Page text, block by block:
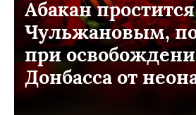
Абакан
Чульжановым,
при
Донбасса от